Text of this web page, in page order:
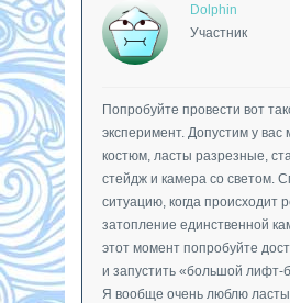
Dolphin
Участник
Попробуйте провести вот
эксперимент. Допустим у вас
костюм, ласты разрезные,
стейдж и камера со светом.
ситуацию, когда происходит
затопление единственной
этот момент попробуйте
и запустить «большой лифт-
Я вообще очень люблю ласты